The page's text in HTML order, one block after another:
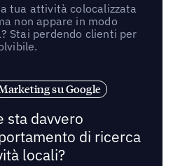
tua attività colocalizzata
non appare in modo
Stai perdendo clienti per
su Google
sta davvero
di ricerca
locali?